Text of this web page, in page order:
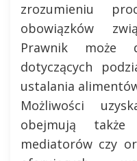
zrozumieniu
obowiązków
Prawnik może
dotyczących
ustalania
Możliwości
obejmują
mediatorów czy